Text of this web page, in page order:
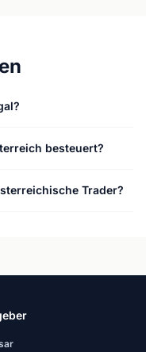
besteuert?
Trader?